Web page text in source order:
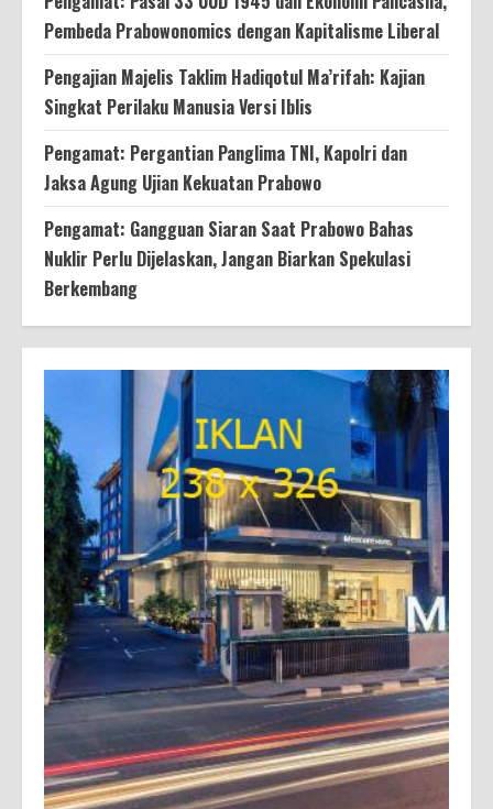
Pembeda Prabowonomics dengan Kapitalisme Liberal
Pengajian Majelis Taklim Hadiqotul Ma’rifah: Kajian
Singkat Perilaku Manusia Versi Iblis
Pengamat: Pergantian Panglima TNI, Kapolri dan
Jaksa Agung Ujian Kekuatan Prabowo
Pengamat: Gangguan Siaran Saat Prabowo Bahas
Nuklir Perlu Dijelaskan, Jangan Biarkan Spekulasi
Berkembang